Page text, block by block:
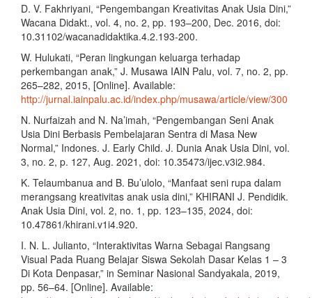
D. V. Fakhriyani, “Pengembangan Kreativitas Anak Usia Dini,”
Wacana Didakt., vol. 4, no. 2, pp. 193–200, Dec. 2016, doi:
10.31102/wacanadidaktika.4.2.193-200.
W. Hulukati, “Peran lingkungan keluarga terhadap
perkembangan anak,” J. Musawa IAIN Palu, vol. 7, no. 2, pp.
265–282, 2015, [Online]. Available:
http://jurnal.iainpalu.ac.id/index.php/musawa/article/view/300
N. Nurfaizah and N. Na’imah, “Pengembangan Seni Anak
Usia Dini Berbasis Pembelajaran Sentra di Masa New
Normal,” Indones. J. Early Child. J. Dunia Anak Usia Dini, vol.
3, no. 2, p. 127, Aug. 2021, doi: 10.35473/ijec.v3i2.984.
K. Telaumbanua and B. Bu’ulolo, “Manfaat seni rupa dalam
merangsang kreativitas anak usia dini,” KHIRANI J. Pendidik.
Anak Usia Dini, vol. 2, no. 1, pp. 123–135, 2024, doi:
10.47861/khirani.v1i4.920.
I. N. L. Julianto, “Interaktivitas Warna Sebagai Rangsang
Visual Pada Ruang Belajar Siswa Sekolah Dasar Kelas 1 – 3
Di Kota Denpasar,” in Seminar Nasional Sandyakala, 2019,
pp. 56–64. [Online]. Available: